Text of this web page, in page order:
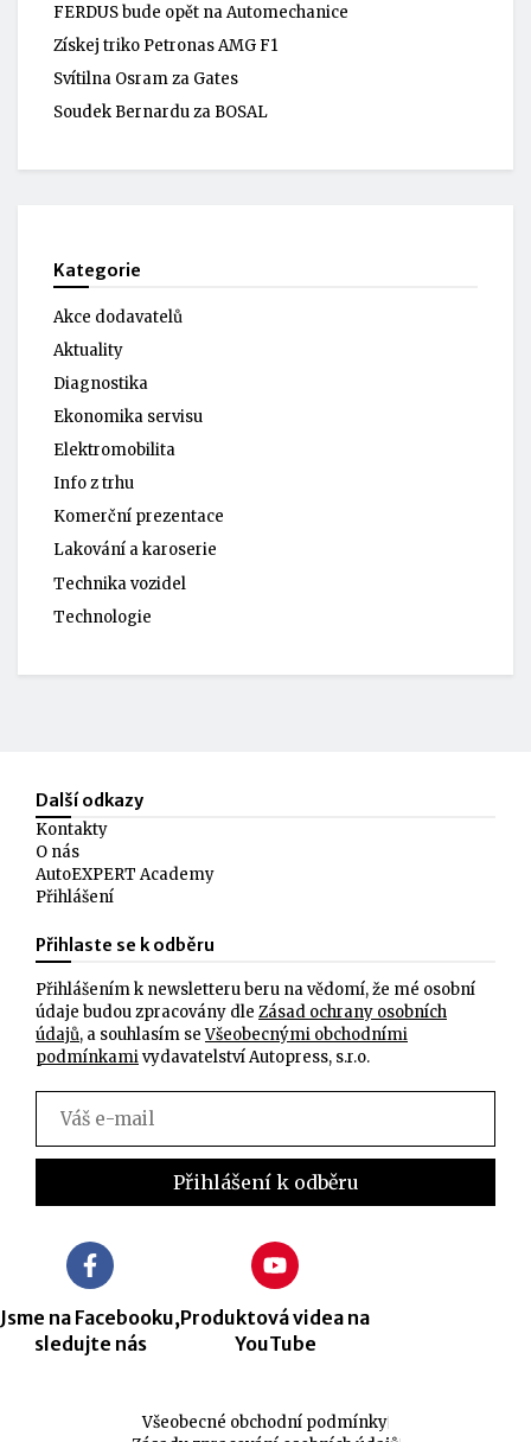
FERDUS bude opět na Automechanice
Získej triko Petronas AMG F1
Svítilna Osram za Gates
Soudek Bernardu za BOSAL
Kategorie
Akce dodavatelů
Aktuality
Diagnostika
Ekonomika servisu
Elektromobilita
Info z trhu
Komerční prezentace
Lakování a karoserie
Technika vozidel
Technologie
Další odkazy
Kontakty
O nás
AutoEXPERT Academy
Přihlášení
Přihlaste se k odběru
Přihlášením k newsletteru beru na vědomí, že mé osobní
údaje budou zpracovány dle Zásad ochrany osobních
údajů, a souhlasím seVšeobecnými obchodními
podmínkamivydavatelství Autopress, s.r.o.
Jsme na Facebooku,
sledujte nás
Produktová videa na
YouTube
Všeobecné obchodní podmínky